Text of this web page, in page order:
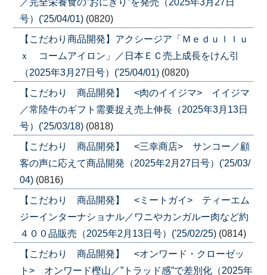
号）('25/04/01) (0820)
【こだわり商品開発】アクシージア「Ｍｅｄｕｌｌｕ
ｘ コームアイロン」／日本ＥＣ売上成長をけん引
（2025年3月27日号）('25/04/01) (0820)
【こだわり 商品開発】 <肉のイイジマ> イイジマ
／常陸牛のギフト需要捉え売上伸長（2025年3月13日
号）('25/03/18) (0818)
【こだわり 商品開発】 <三幸商店> サンコー／顧
客の声に応えて商品開発（2025年2月27日号）('25/03/
04) (0816)
【こだわり 商品開発】 <ミートガイ> ティーエム
ジーインターナショナル／ワニやカンガルー肉など約
４００品販売（2025年2月13日号）('25/02/25) (0814)
【こだわり 商品開発】 <オンワード・クローゼッ
ト> オンワード樫山／”トラッド感”で差別化（2025年